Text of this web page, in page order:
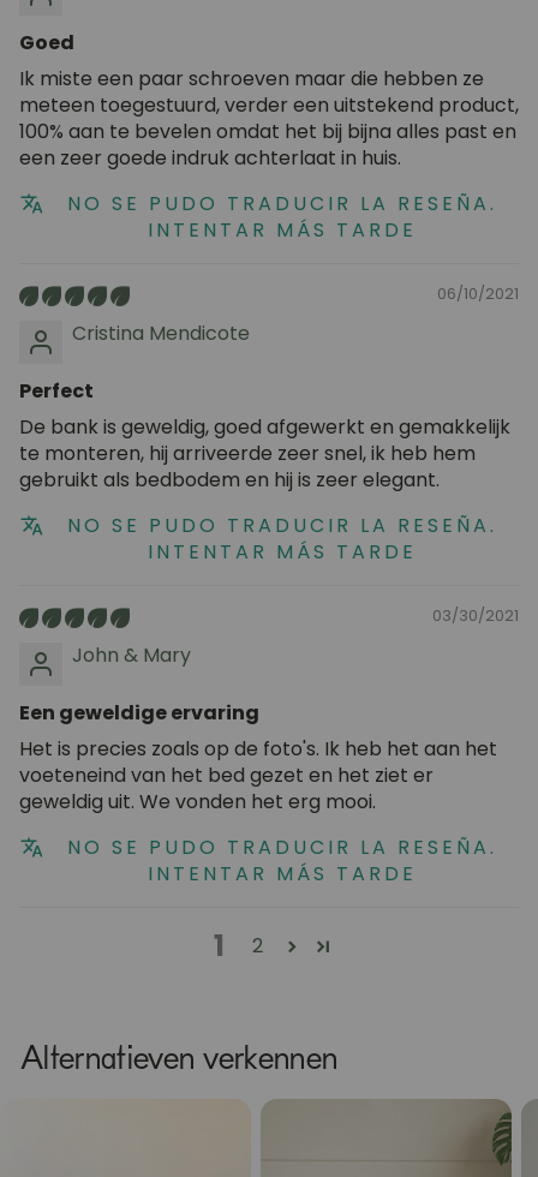
Goed
Ik miste een paar schroeven maar die hebben ze
meteen toegestuurd, verder een uitstekend product,
100% aan te bevelen omdat het bij bijna alles past en
een zeer goede indruk achterlaat in huis.
NO SE PUDO TRADUCIR LA RESEÑA.
INTENTAR MÁS TARDE
06/10/2021
Cristina Mendicote
Perfect
De bank is geweldig, goed afgewerkt en gemakkelijk
te monteren, hij arriveerde zeer snel, ik heb hem
gebruikt als bedbodem en hij is zeer elegant.
NO SE PUDO TRADUCIR LA RESEÑA.
INTENTAR MÁS TARDE
03/30/2021
John & Mary
Een geweldige ervaring
Het is precies zoals op de foto's. Ik heb het aan het
voeteneind van het bed gezet en het ziet er
geweldig uit. We vonden het erg mooi.
NO SE PUDO TRADUCIR LA RESEÑA.
INTENTAR MÁS TARDE
1 2
Alternatieven verkennen